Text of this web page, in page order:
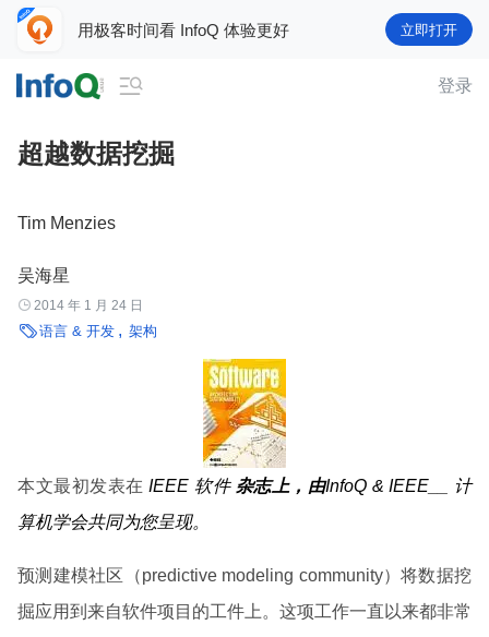
用极客时间看 InfoQ 体验更好 立即打开
 登录
超越数据挖掘
Tim Menzies
吴海星
 2014 年 1 月 24 日
语言 & 开发 架构
本文最初发表在IEEE 软件 杂志上，由InfoQ & IEEE__ 计
算机学会共同为您呈现。
预测建模社区（predictive modeling community）将数据挖
掘应用到来自软件项目的工件上。这项工作一直以来都非常